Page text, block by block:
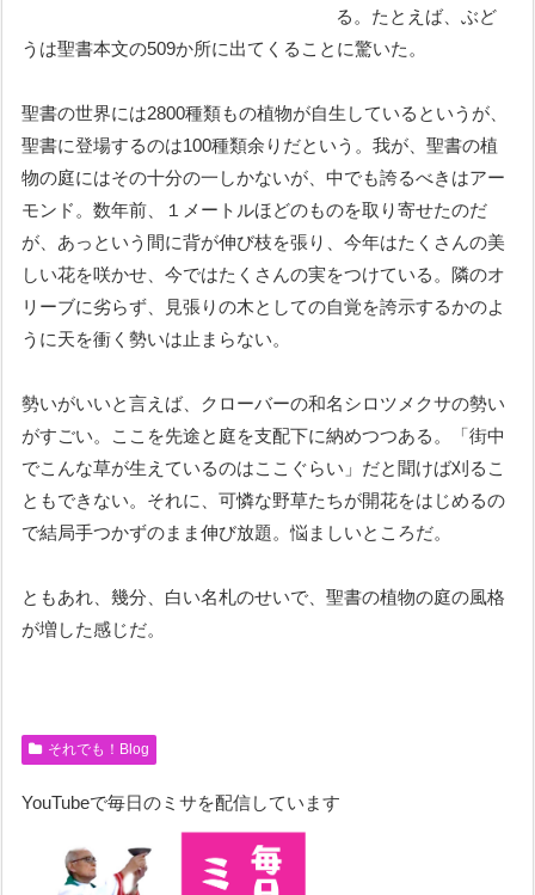
る。たとえば、ぶど
うは聖書本文の509か所に出てくることに驚いた。
聖書の世界には2800種類もの植物が自生しているというが、
聖書に登場するのは100種類余りだという。我が、聖書の植
物の庭にはその十分の一しかないが、中でも誇るべきはアー
モンド。数年前、１メートルほどのものを取り寄せたのだ
が、あっという間に背が伸び枝を張り、今年はたくさんの美
しい花を咲かせ、今ではたくさんの実をつけている。隣のオ
リーブに劣らず、見張りの木としての自覚を誇示するかのよ
うに天を衝く勢いは止まらない。
勢いがいいと言えば、クローバーの和名シロツメクサの勢い
がすごい。ここを先途と庭を支配下に納めつつある。「街中
でこんな草が生えているのはここぐらい」だと聞けば刈るこ
ともできない。それに、可憐な野草たちが開花をはじめるの
で結局手つかずのまま伸び放題。悩ましいところだ。
ともあれ、幾分、白い名札のせいで、聖書の植物の庭の風格
が増した感じだ。
それでも！Blog
YouTubeで毎日のミサを配信しています